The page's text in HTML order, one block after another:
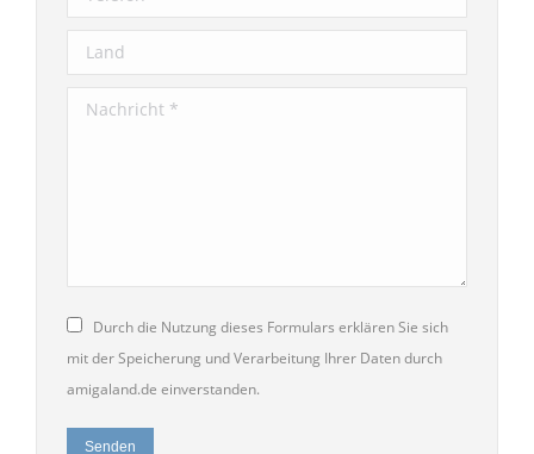
Land
Nachricht *
Durch die Nutzung dieses Formulars erklären Sie sich
mit der Speicherung und Verarbeitung Ihrer Daten durch
amigaland.de einverstanden.
Senden